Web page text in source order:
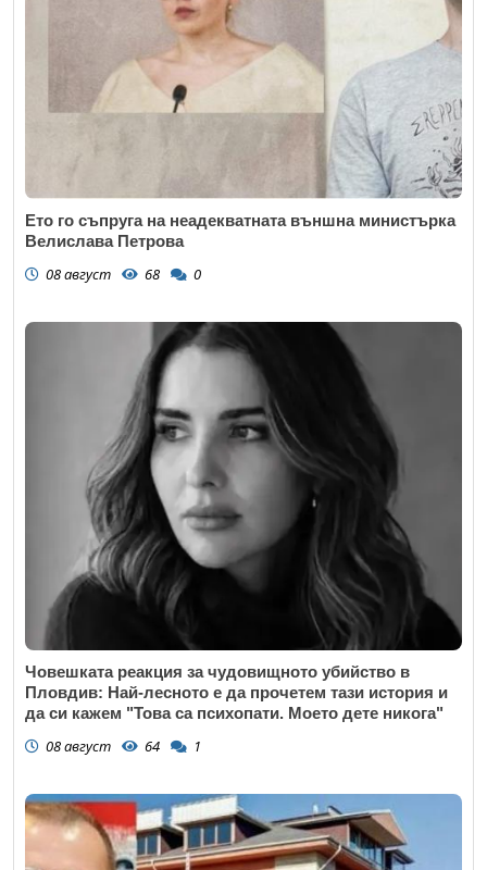
Ето го съпруга на неадекватната външна министърка
Велислава Петрова
08 август 68 0
Човешката реакция за чудовищното убийство в
Пловдив: Най-лесното е да прочетем тази история и
да си кажем "Това са психопати. Моето дете никога"
08 август 64 1